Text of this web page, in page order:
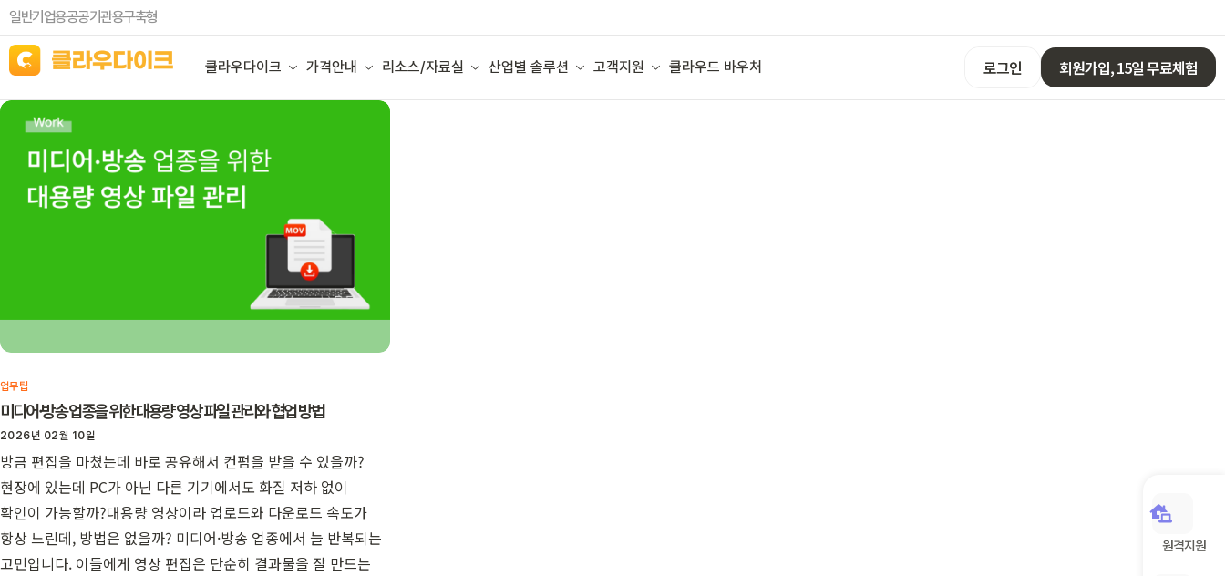
일반기업용공공기관용구축형
로그인 회원가입, 15일 무료체험
클라우다이크 가격안내 리소스/자료실 산업별 솔루션 고객지원 클라우드 바우처
원격지원
업무팁
미디어·방송 업종을 위한 대용량 영상 파일 관리와 협업 방법
2026년 02월 10일
방금 편집을 마쳤는데 바로 공유해서 컨펌을 받을 수 있을까?
현장에 있는데 PC가 아닌 다른 기기에서도 화질 저하 없이
확인이 가능할까?대용량 영상이라 업로드와 다운로드 속도가
항상 느린데, 방법은 없을까? 미디어·방송 업종에서 늘 반복되는
고민입니다. 이들에게 영상 편집은 단순히 결과물을 잘 만드는